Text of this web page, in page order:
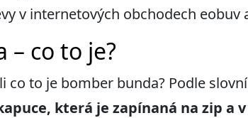
v internetových obchodech eobuv
– co to je?
co to je bomber bunda? Podle
která je zapínaná na zip a